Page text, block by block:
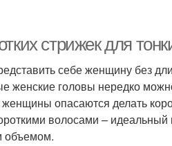
стрижек для
себе женщину без
головы нередко
опасаются делать
волосами – идеальный
объемом.